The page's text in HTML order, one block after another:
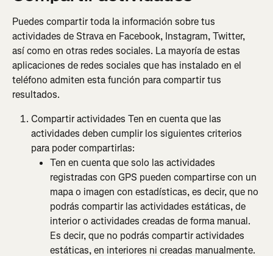
Puedes compartir toda la información sobre tus
actividades de Strava en Facebook, Instagram, Twitter,
así como en otras redes sociales. La mayoría de estas
aplicaciones de redes sociales que has instalado en el
teléfono admiten esta función para compartir tus
resultados.
Compartir actividades Ten en cuenta que las
actividades deben cumplir los siguientes criterios
para poder compartirlas:
Ten en cuenta que solo las actividades
registradas con GPS pueden compartirse con un
mapa o imagen con estadísticas, es decir, que no
podrás compartir las actividades estáticas, de
interior o actividades creadas de forma manual.
Es decir, que no podrás compartir actividades
estáticas, en interiores ni creadas manualmente.